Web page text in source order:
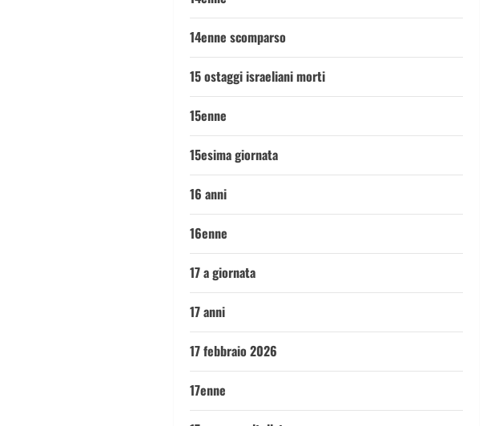
14enne scomparso
15 ostaggi israeliani morti
15enne
15esima giornata
16 anni
16enne
17 a giornata
17 anni
17 febbraio 2026
17enne